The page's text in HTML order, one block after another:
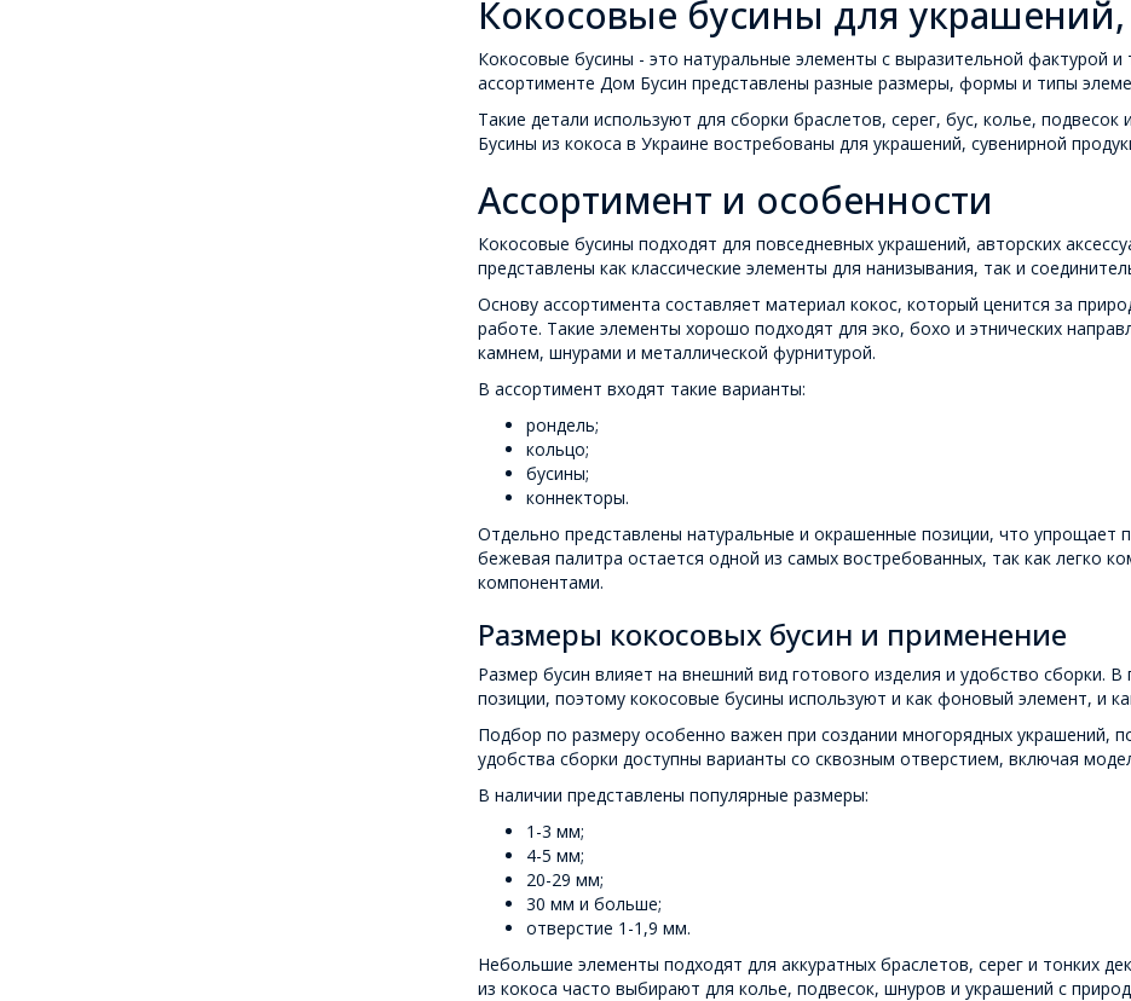
Кокосовые бусины для
Кокосовые бусины - это натуральные элементы с выразительной фактурой
ассортименте Дом Бусин представлены разные размеры, формы и типы
Такие детали используют для сборки браслетов, серег, бус, колье,
Бусины из кокоса в Украине востребованы для украшений, сувенирной
Ассортимент и особенности
Кокосовые бусины подходят для повседневных украшений, авторских
представлены как классические элементы для нанизывания, так и
Основу ассортимента составляет материал кокос, который ценится за
работе. Такие элементы хорошо подходят для эко, бохо и этнических
камнем, шнурами и металлической фурнитурой.
В ассортимент входят такие варианты:
рондель;
кольцо;
бусины;
коннекторы.
Отдельно представлены натуральные и окрашенные позиции, что упрощает
бежевая палитра остается одной из самых востребованных, так как легко
компонентами.
Размеры кокосовых бусин и применение
Размер бусин влияет на внешний вид готового изделия и удобство сборки.
позиции, поэтому кокосовые бусины используют и как фоновый элемент, и
Подбор по размеру особенно важен при создании многорядных украшений,
удобства сборки доступны варианты со сквозным отверстием, включая
В наличии представлены популярные размеры:
1-3 мм;
4-5 мм;
20-29 мм;
30 мм и больше;
отверстие 1-1,9 мм.
Небольшие элементы подходят для аккуратных браслетов, серег и тонких
из кокоса часто выбирают для колье, подвесок, шнуров и украшений с